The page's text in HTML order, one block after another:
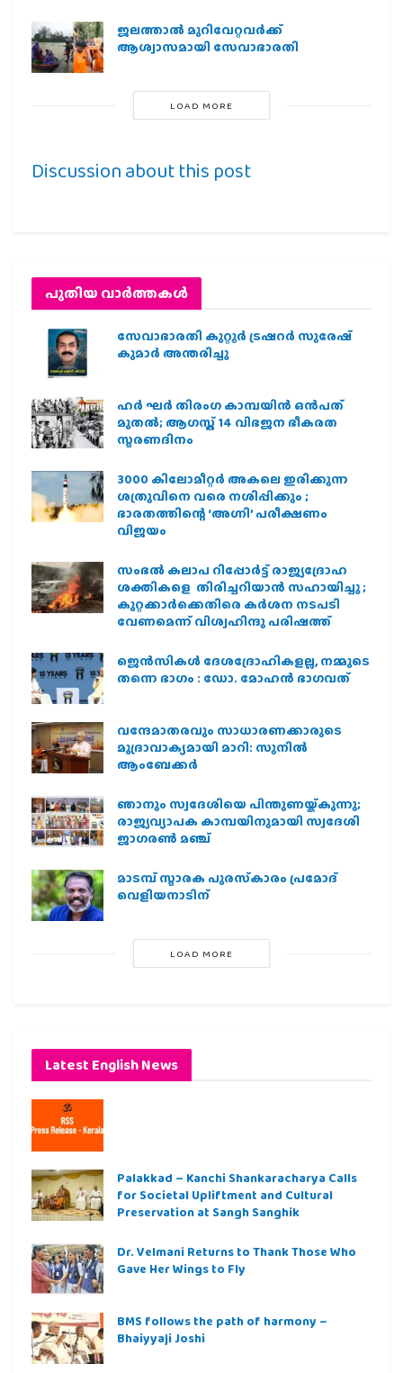
ജലത്താല്‍ മുറിവേറ്റവര്‍ക്ക്
ആശ്വാസമായി സേവാഭാരതി
LOAD MORE
Discussion about this post
പുതിയ വാര്‍ത്തകള്‍
സേവാഭാരതി കുറ്റൂർ ട്രഷറർ സുരേഷ്
കുമാർ അന്തരിച്ചു
ഹര്‍ ഘര്‍ തിരംഗ കാമ്പയിന്‍ ഒന്‍പത്
മുതല്‍; ആഗസ്ത് 14 വിഭജന ഭീകരത
സ്മരണദിനം
3000 കിലോമീറ്റർ അകലെ ഇരിക്കുന്ന
ശത്രുവിനെ വരെ നശിപ്പിക്കും ;
ഭാരതത്തിന്റെ ‘അഗ്നി’ പരീക്ഷണം
വിജയം
സംഭൽ കലാപ റിപ്പോർട്ട് രാജ്യദ്രോഹ
ശക്തികളെ തിരിച്ചറിയാൻ സഹായിച്ചു ;
കുറ്റക്കാർക്കെതിരെ കർശന നടപടി
വേണമെന്ന് വിശ്വഹിന്ദു പരിഷത്ത്
ജെന്‍സികള്‍ ദേശദ്രോഹികളല്ല, നമ്മുടെ
തന്നെ ഭാഗം : ഡോ. മോഹന്‍ ഭാഗവത്
വന്ദേമാതരവും സാധാരണക്കാരുടെ
മുദ്രാവാക്യമായി മാറി: സുനിൽ
ആംബേക്കർ
ഞാനും സ്വദേശിയെ പിന്തുണയ്ക്കുന്നു;
രാജ്യവ്യാപക കാമ്പയിനുമായി സ്വദേശി
ജാഗരണ്‍ മഞ്ച്
മാടമ്പ് സ്മാരക പുരസ്‌കാരം പ്രമോദ്
വെളിയനാടിന്
LOAD MORE
Latest English News
Palakkad – Kanchi Shankaracharya Calls
for Societal Upliftment and Cultural
Preservation at Sangh Sanghik
Dr. Velmani Returns to Thank Those Who
Gave Her Wings to Fly
BMS follows the path of harmony –
Bhaiyyaji Joshi